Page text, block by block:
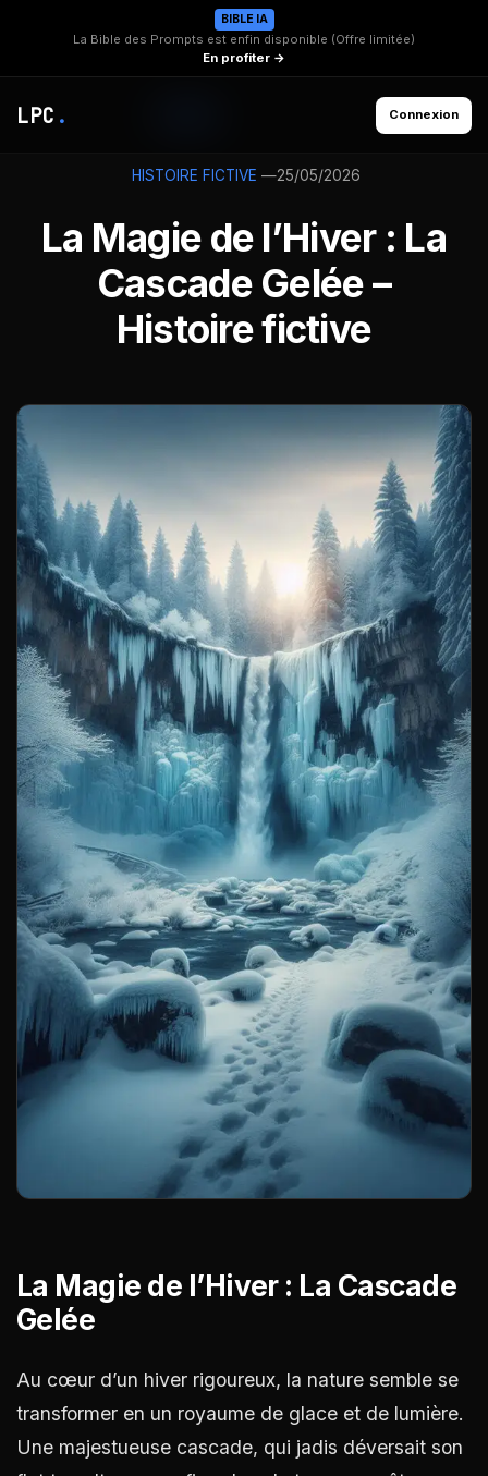
BIBLE IA
La Bible des Prompts est enfin disponible (Offre limitée)
En profiter →
LPC . Connexion
HISTOIRE FICTIVE —25/05/2026
La Magie de l’Hiver : La
Cascade Gelée –
Histoire fictive
La Magie de l’Hiver : La Cascade
Gelée
Au cœur d’un hiver rigoureux, la nature semble se
transformer en un royaume de glace et de lumière.
Une majestueuse cascade, qui jadis déversait son